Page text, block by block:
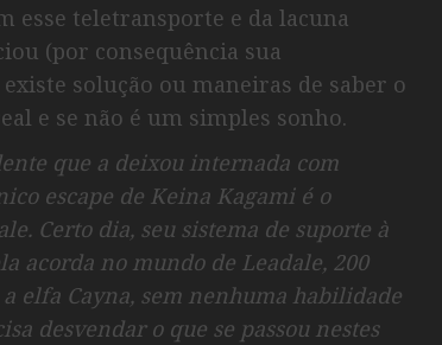
esse teletransporte e da lacuna
(por consequência sua
solução ou maneiras de saber o
e se não é um simples sonho.
que a deixou internada com
escape de Keina Kagami é o
Certo dia, seu sistema de suporte à
acorda no mundo de Leadale, 200
elfa Cayna, sem nenhuma habilidade
desvendar o que se passou nestes